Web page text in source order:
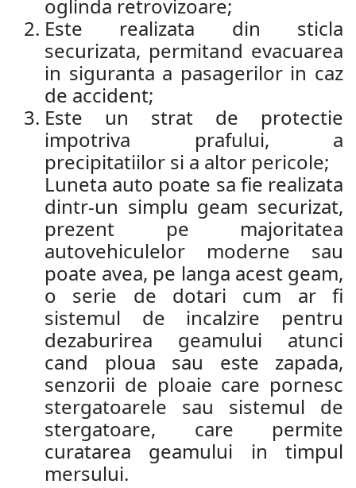
oglinda retrovizoare;
Este realizata din sticla
securizata, permitand evacuarea
in siguranta a pasagerilor in caz
de accident;
Este un strat de protectie
impotriva prafului, a
precipitatiilor si a altor pericole;
Luneta auto poate sa fie realizata
dintr-un simplu geam securizat,
prezent pe majoritatea
autovehiculelor moderne sau
poate avea, pe langa acest geam,
o serie de dotari cum ar fi
sistemul de incalzire pentru
dezaburirea geamului atunci
cand ploua sau este zapada,
senzorii de ploaie care pornesc
stergatoarele sau sistemul de
stergatoare, care permite
curatarea geamului in timpul
mersului.